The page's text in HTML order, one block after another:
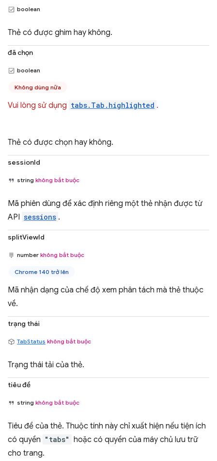
boolean
Thẻ có được ghim hay không.
đã chọn
boolean
Không dùng nữa
Vui lòng sử dụng tabs.Tab.highlighted .
Thẻ có được chọn hay không.
sessionId
string không bắt buộc
Mã phiên dùng để xác định riêng một thẻ nhận được từ
API sessions .
splitViewId
number không bắt buộc
Chrome 140 trở lên
Mã nhận dạng của chế độ xem phân tách mà thẻ thuộc
về.
trạng thái
TabStatus không bắt buộc
Trạng thái tải của thẻ.
tiêu đề
string không bắt buộc
Tiêu đề của thẻ. Thuộc tính này chỉ xuất hiện nếu tiện ích
có quyền "tabs" hoặc có quyền của máy chủ lưu trữ
cho trang.